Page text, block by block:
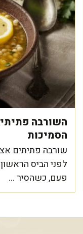
השורבה
הסמיכות
שורבה פתיתים
לפני הביס
פעם, כשהסיר ...